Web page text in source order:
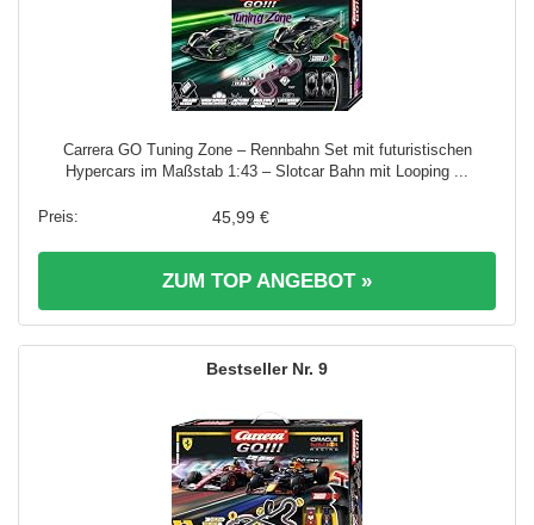
Carrera GO Tuning Zone – Rennbahn Set mit futuristischen
Hypercars im Maßstab 1:43 – Slotcar Bahn mit Looping ...
45,99 €
ZUM TOP ANGEBOT »
9